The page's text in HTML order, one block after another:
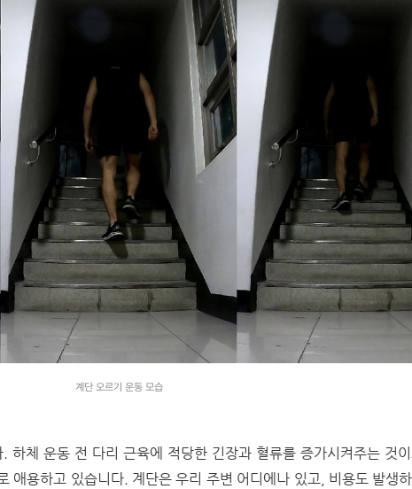
계단 오르기 운동 모습
하체 운동 전 다리 근육에 적당한 긴장과 혈류를 증가시켜주는 것이
애용하고 있습니다. 계단은 우리 주변 어디에나 있고, 비용도 발생